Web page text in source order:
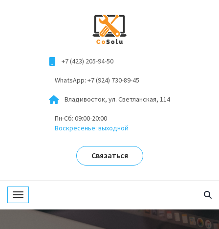
+7 (423) 205-94-50
WhatsApp: +7 (924) 730-89-45
Владивосток, ул. Светланская, 114
Пн-Сб: 09:00-20:00
Воскресенье: выходной
Связаться
Toggle navigation